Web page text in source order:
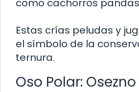
como cachorros
Estas crías peludas y
el símbolo de la
ternura.
Oso Polar: